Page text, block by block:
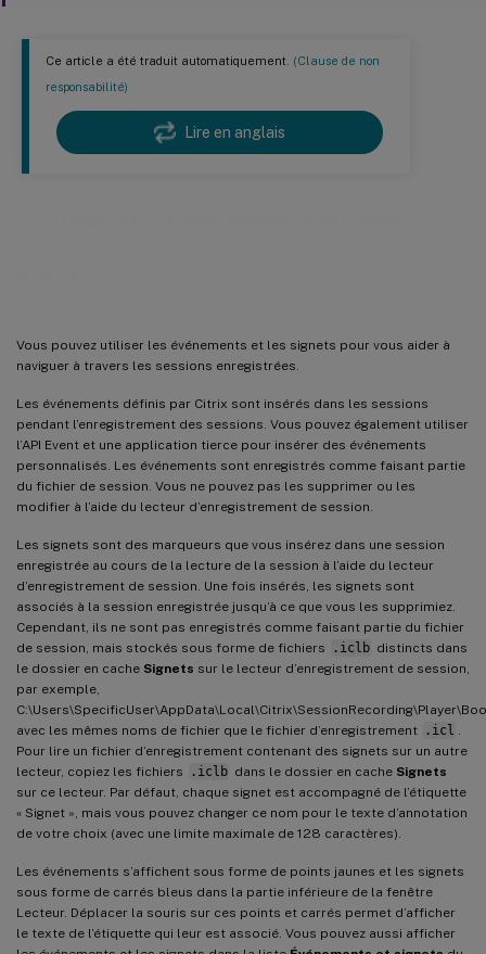
Ce article a été traduit automatiquement. (Clause de non
responsabilité)
Lire en anglais
Vous pouvez utiliser les événements et les signets pour vous aider à
naviguer à travers les sessions enregistrées.
Les événements définis par Citrix sont insérés dans les sessions
pendant l’enregistrement des sessions. Vous pouvez également utiliser
l’API Event et une application tierce pour insérer des événements
personnalisés. Les événements sont enregistrés comme faisant partie
du fichier de session. Vous ne pouvez pas les supprimer ou les
modifier à l’aide du lecteur d’enregistrement de session.
Les signets sont des marqueurs que vous insérez dans une session
enregistrée au cours de la lecture de la session à l’aide du lecteur
d’enregistrement de session. Une fois insérés, les signets sont
associés à la session enregistrée jusqu’à ce que vous les supprimiez.
Cependant, ils ne sont pas enregistrés comme faisant partie du fichier
de session, mais stockés sous forme de fichiers
.iclb distincts dans
le dossier en cache Signets sur le lecteur d’enregistrement de session,
par exemple,
avec les mêmes noms de fichier que le fichier d’enregistrement
.icl
Pour lire un fichier d’enregistrement contenant des signets sur un autre
lecteur, copiez les fichiers
.iclb dans le dossier en cache Signets
sur ce lecteur. Par défaut, chaque signet est accompagné de l’étiquette
« Signet », mais vous pouvez changer ce nom pour le texte d’annotation
de votre choix (avec une limite maximale de 128 caractères).
Les événements s’affichent sous forme de points jaunes et les signets
sous forme de carrés bleus dans la partie inférieure de la fenêtre
Lecteur. Déplacer la souris sur ces points et carrés permet d’afficher
le texte de l’étiquette qui leur est associé. Vous pouvez aussi afficher